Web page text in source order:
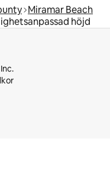
Miramar Beach
höjd